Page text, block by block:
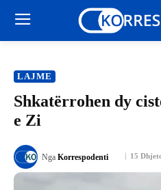
LAJME
Shkatërrohen dy
e Zi
15
Nga Korrespodenti